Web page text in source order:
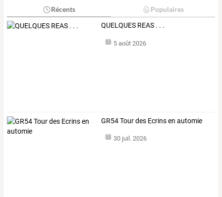
Récents Populaires
QUELQUES REAS . . .
5 août 2026
GR54 Tour des Ecrins en automie
30 juil. 2026